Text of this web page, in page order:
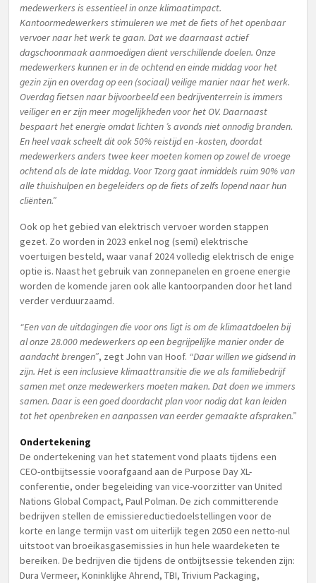
medewerkers is essentieel in onze klimaatimpact.
Kantoormedewerkers stimuleren we met de fiets of het openbaar
vervoer naar het werk te gaan. Dat we daarnaast actief
dagschoonmaak aanmoedigen dient verschillende doelen. Onze
medewerkers kunnen er in de ochtend en einde middag voor het
gezin zijn en overdag op een (sociaal) veilige manier naar het werk.
Overdag fietsen naar bijvoorbeeld een bedrijventerrein is immers
veiliger en er zijn meer mogelijkheden voor het OV. Daarnaast
bespaart het energie omdat lichten ’s avonds niet onnodig branden.
En heel vaak scheelt dit ook 50% reistijd en -kosten, doordat
medewerkers anders twee keer moeten komen op zowel de vroege
ochtend als de late middag. Voor Tzorg gaat inmiddels ruim 90% van
alle thuishulpen en begeleiders op de fiets of zelfs lopend naar hun
cliënten.”
Ook op het gebied van elektrisch vervoer worden stappen
gezet. Zo worden in 2023 enkel nog (semi) elektrische
voertuigen besteld, waar vanaf 2024 volledig elektrisch de enige
optie is. Naast het gebruik van zonnepanelen en groene energie
worden de komende jaren ook alle kantoorpanden door het land
verder verduurzaamd.
“Een van de uitdagingen die voor ons ligt is om de klimaatdoelen bij
al onze 28.000 medewerkers op een begrijpelijke manier onder de
aandacht brengen”, zegt John van Hoof. “Daar willen we gidsend in
zijn. Het is een inclusieve klimaattransitie die we als familiebedrijf
samen met onze medewerkers moeten maken. Dat doen we immers
samen. Daar is een goed doordacht plan voor nodig dat kan leiden
tot het openbreken en aanpassen van eerder gemaakte afspraken.”
Ondertekening
De ondertekening van het statement vond plaats tijdens een
CEO-ontbijtsessie voorafgaand aan de Purpose Day XL-
conferentie, onder begeleiding van vice-voorzitter van United
Nations Global Compact, Paul Polman. De zich committerende
bedrijven stellen de emissiereductiedoelstellingen voor de
korte en lange termijn vast om uiterlijk tegen 2050 een netto-nul
uitstoot van broeikasgasemissies in hun hele waardeketen te
bereiken. De bedrijven die tijdens de ontbijtsessie tekenden zijn:
Dura Vermeer, Koninklijke Ahrend, TBI, Trivium Packaging,